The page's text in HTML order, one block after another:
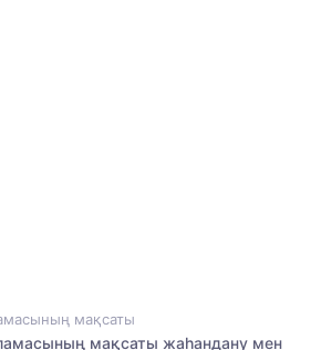
мақсаты
мақсаты жаһандану мен